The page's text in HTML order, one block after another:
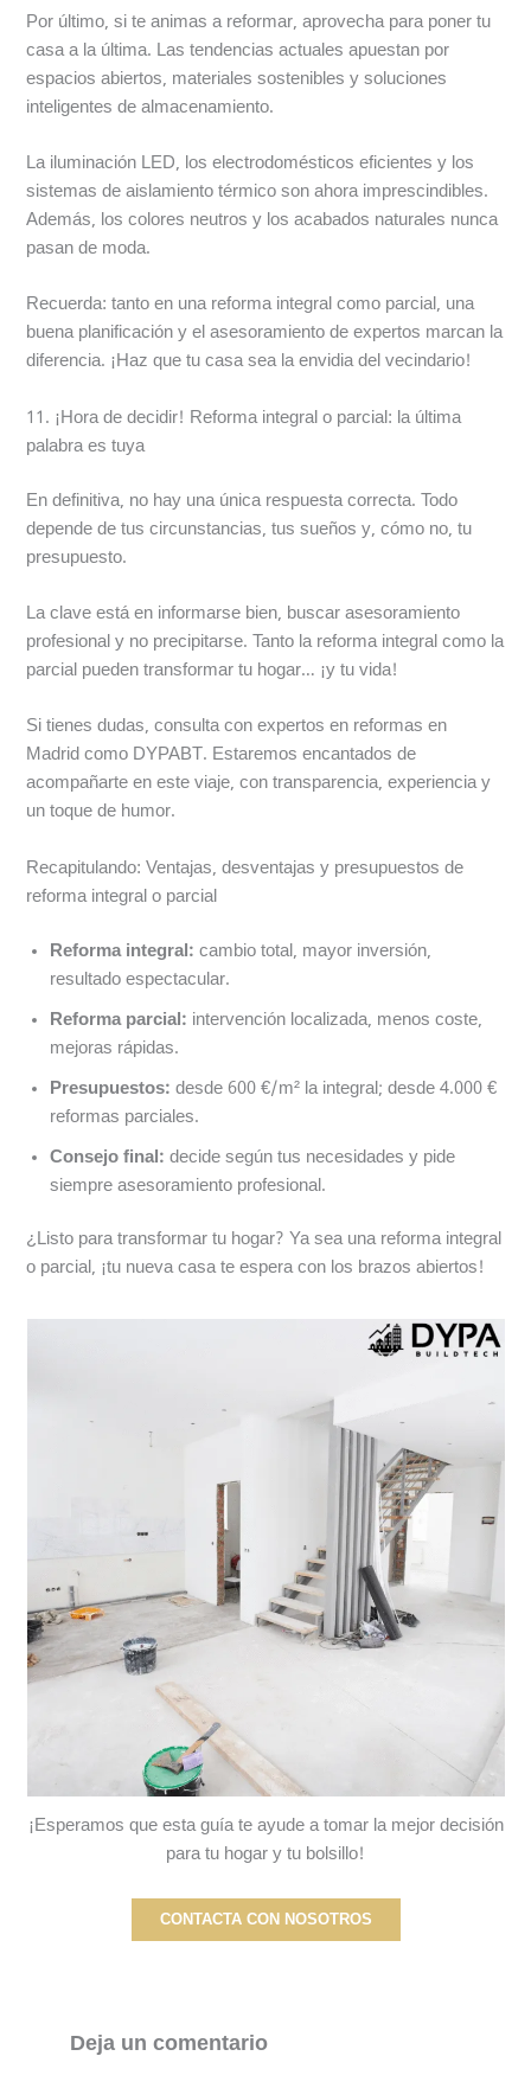
Por último, si te animas a reformar, aprovecha para poner tu
casa a la última. Las tendencias actuales apuestan por
espacios abiertos, materiales sostenibles y soluciones
inteligentes de almacenamiento.
La iluminación LED, los electrodomésticos eficientes y los
sistemas de aislamiento térmico son ahora imprescindibles.
Además, los colores neutros y los acabados naturales nunca
pasan de moda.
Recuerda: tanto en una reforma integral como parcial, una
buena planificación y el asesoramiento de expertos marcan la
diferencia. ¡Haz que tu casa sea la envidia del vecindario!
11. ¡Hora de decidir! Reforma integral o parcial: la última
palabra es tuya
En definitiva, no hay una única respuesta correcta. Todo
depende de tus circunstancias, tus sueños y, cómo no, tu
presupuesto.
La clave está en informarse bien, buscar asesoramiento
profesional y no precipitarse. Tanto la reforma integral como la
parcial pueden transformar tu hogar… ¡y tu vida!
Si tienes dudas, consulta con expertos en reformas en
Madrid como DYPABT. Estaremos encantados de
acompañarte en este viaje, con transparencia, experiencia y
un toque de humor.
Recapitulando: Ventajas, desventajas y presupuestos de
reforma integral o parcial
Reforma integral: cambio total, mayor inversión,
resultado espectacular.
Reforma parcial: intervención localizada, menos coste,
mejoras rápidas.
Presupuestos: desde 600 €/m² la integral; desde 4.000 €
reformas parciales.
Consejo final: decide según tus necesidades y pide
siempre asesoramiento profesional.
¿Listo para transformar tu hogar? Ya sea una reforma integral
o parcial, ¡tu nueva casa te espera con los brazos abiertos!
¡Esperamos que esta guía te ayude a tomar la mejor decisión
para tu hogar y tu bolsillo!
CONTACTA CON NOSOTROS
Deja un comentario